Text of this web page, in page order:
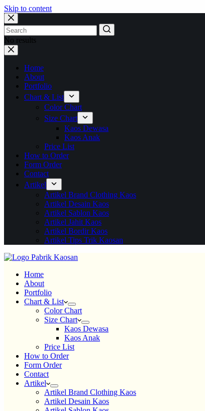
Skip to content
No results
Home
About
Portfolio
Chart & List
Color Chart
Size Chart
Kaos Dewasa
Kaos Anak
Price List
How to Order
Form Order
Contact
Artikel
Artikel Brand Clothing Kaos
Artikel Desain Kaos
Artikel Sablon Kaos
Artikel Jahit Kaos
Artikel Bordir Kaos
Artikel Tips Trik Kaosan
Home
About
Portfolio
Chart & List
Color Chart
Size Chart
Kaos Dewasa
Kaos Anak
Price List
How to Order
Form Order
Contact
Artikel
Artikel Brand Clothing Kaos
Artikel Desain Kaos